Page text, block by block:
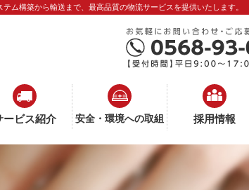
ム構築から輸送まで、最高品質の物流サービスを提供いたします。
ービス紹介 安全・環境への取組 採用情報